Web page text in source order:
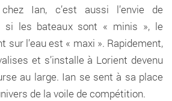
Ian, c’est aussi l’envie de
si les bateaux sont « minis », le
sur l’eau est « maxi ». Rapidement,
et s’installe à Lorient devenu
au large. Ian se sent à sa place
de la voile de compétition.